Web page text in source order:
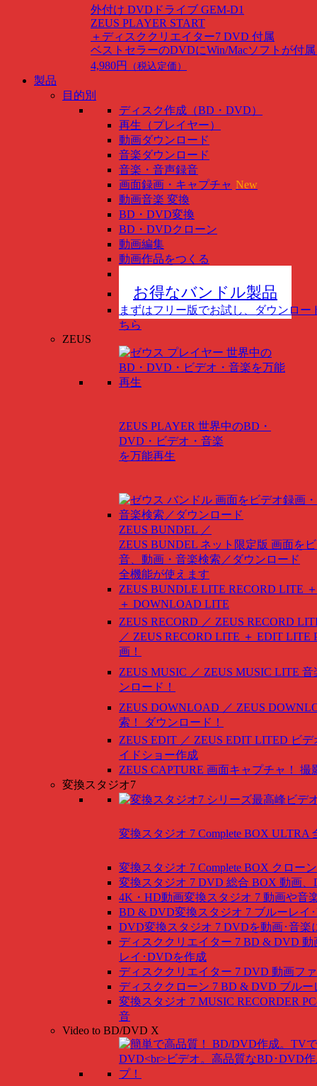
外付け DVDドライブ GEM-D1
ZEUS PLAYER START
＋ディスククリエイター7 DVD 付属
ベストセラーのDVDにWin/Macソフトが付
4,980円
（税込定価）
製品
目的別
ディスク作成（BD・DVD）
再生（プレイヤー）
動画ダウンロード
音楽ダウンロード
音楽・音声録音
画面録画・キャプチャ New
動画音楽 変換
BD・DVD変換
BD・DVDクローン
動画編集
動画作品をつくる
お得なバンドル製品
まずはフリー版でお試し、ダウンロー
ちら
ZEUS
ZEUS PLAYER 世界中のBD・
DVD・ビデオ・音楽
を万能再生
ZEUS BUNDEL ／
ZEUS BUNDEL ネット限定版 画面を
音、動画・音楽検索／ダウンロード
全機能が使えます
ZEUS BUNDLE LITE RECORD LITE
＋ DOWNLOAD LITE
ZEUS RECORD ／ ZEUS RECORD
／ ZEUS RECORD LITE ＋ EDIT LITE
画！
ZEUS MUSIC ／ ZEUS MUSIC LITE 音
ンロード！
ZEUS DOWNLOAD ／ ZEUS
索！ ダウンロード！
ZEUS EDIT ／ ZEUS EDIT LITED ビ
イドショー作成
ZEUS CAPTURE 画面キャプチャ！ 撮
変換スタジオ7
変換スタジオ 7 Complete BOX ULTRA
変換スタジオ 7 Complete BOX クロー
変換スタジオ 7 DVD 総合 BOX 動画、
4K・HD動画変換スタジオ 7 動画や音
BD & DVD変換スタジオ 7 ブルーレイ
DVD変換スタジオ 7 DVDを動画･音楽
ディスククリエイター 7 BD & DVD 動
レイ･DVDを作成
ディスククリエイター 7 DVD 動画フ
ディスククローン 7 BD & DVD ブルー
変換スタジオ 7 MUSIC RECORDER
音
Video to BD/DVD X